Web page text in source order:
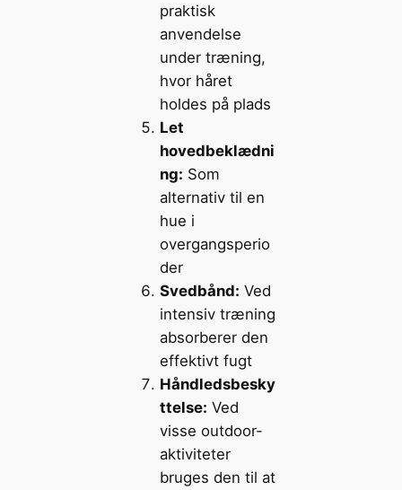
praktisk
anvendelse
under træning,
hvor håret
holdes på plads
Let
hovedbeklædni
ng: Som
alternativ til en
hue i
overgangsperio
der
Svedbånd: Ved
intensiv træning
absorberer den
effektivt fugt
Håndledsbesky
ttelse: Ved
visse outdoor-
aktiviteter
bruges den til at